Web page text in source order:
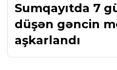
Sumqayıtda 7
düşən gəncin
aşkarlandı